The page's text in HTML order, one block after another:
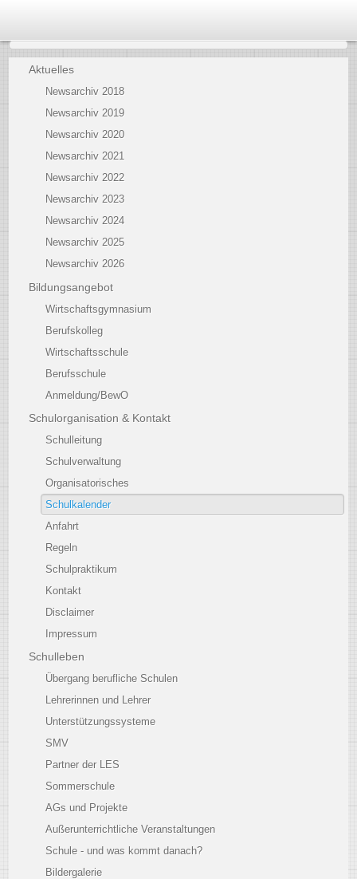
Aktuelles
Newsarchiv 2018
Newsarchiv 2019
Newsarchiv 2020
Newsarchiv 2021
Newsarchiv 2022
Newsarchiv 2023
Newsarchiv 2024
Newsarchiv 2025
Newsarchiv 2026
Bildungsangebot
Wirtschaftsgymnasium
Berufskolleg
Wirtschaftsschule
Berufsschule
Anmeldung/BewO
Schulorganisation & Kontakt
Schulleitung
Schulverwaltung
Organisatorisches
Schulkalender
Anfahrt
Regeln
Schulpraktikum
Kontakt
Disclaimer
Impressum
Schulleben
Übergang berufliche Schulen
Lehrerinnen und Lehrer
Unterstützungssysteme
SMV
Partner der LES
Sommerschule
AGs und Projekte
Außerunterrichtliche Veranstaltungen
Schule - und was kommt danach?
Bildergalerie